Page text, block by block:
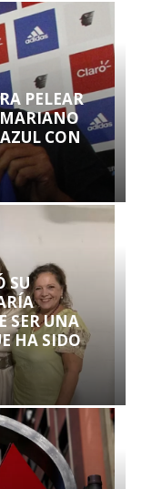
PELEAR
CON
SU
SER UNA
HA SIDO